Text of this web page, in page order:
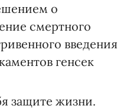
о
смертного
введения
генсек
защите жизни.